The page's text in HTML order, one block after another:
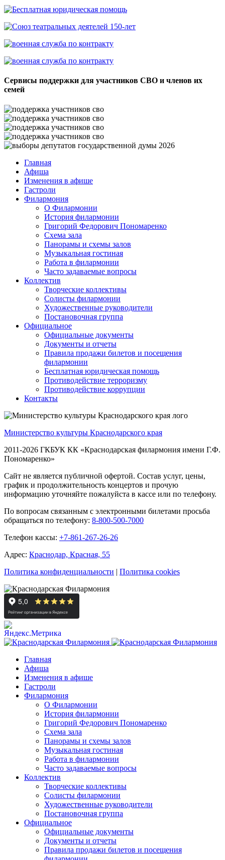
Сервисы поддержки для участников СВО и членов их
семей
Главная
Афиша
Изменения в афише
Гастроли
Филармония
О Филармонии
История филармонии
Григорий Федорович Пономаренко
Схема зала
Панорамы и схемы залов
Музыкальная гостиная
Работа в филармонии
Часто задаваемые вопросы
Коллектив
Творческие коллективы
Солисты филармонии
Художественные руководители
Постановочная группа
Официальное
Официальные документы
Документы и отчеты
Правила продажи билетов и посещения
филармонии
Бесплатная юридическая помощь
Противодействие терроризму
Противодействие коррупции
Контакты
Министерство культуры Краснодарского края
2011-2026 ГКБУК КК «Краснодарская филармония имени Г.Ф.
Пономаренко»
Сайт не является публичной офертой. Состав услуг, цены,
график и продолжительность концертов и прочую
информацию уточняйте пожалуйста в кассе или по телефону.
По вопросам связанным с электронными билетами просьба
обращаться по телефону: 8-800-500-7000
Телефон кассы: +7-861-267-26-26
Адрес: Краснодар, Красная, 55
Политика конфиденциальности | Политика cookies
Главная
Афиша
Изменения в афише
Гастроли
Филармония
О Филармонии
История филармонии
Григорий Федорович Пономаренко
Схема зала
Панорамы и схемы залов
Музыкальная гостиная
Работа в филармонии
Часто задаваемые вопросы
Коллектив
Творческие коллективы
Солисты филармонии
Художественные руководители
Постановочная группа
Официальное
Официальные документы
Документы и отчеты
Правила продажи билетов и посещения